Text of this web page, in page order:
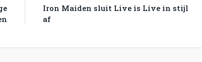
Iron Maiden sluit Live is Live in stijl
af